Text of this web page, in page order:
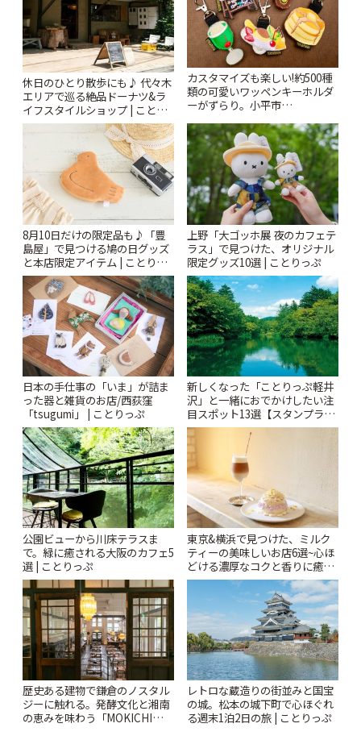
休日のひとり散歩にも♪ 代々木
エリアで巡る絶品ドーナツ&ラ
イフスタイルショップ | ことり
っぷ
カスタマイズも楽しい!約500種
類の可愛いワッペンキーホルダ
ーがずらり。小平市
ぷ
8月10日だけの限定品も♪「豊
島屋」で見つける鳩の日グッズ
と本店限定アイテム | ことりっ
ぷ
上野「大ゴッホ展 夜のカフェテ
ラス」で見つけた、オリジナル
限定グッズ10選 | ことりっぷ
日本の手仕事の「いま」が詰ま
った器と雑貨のお店/西荻窪
「tsugumi」 | ことりっぷ
新しくなった「ことりっぷ軽井
沢」と一緒におでかけしたい注
目スポット13選【スタンプラリ
ー開催中】 | ことりっぷ
公園ビューから川床テラスま
で。緑に癒される大阪のカフェ5
選 | ことりっぷ
東京&横浜で見つけた、ミルク
ティーの美味しいお店6選~心ほ
どける濃厚なコクと香りに癒や
されるティータイム~ | ことりっ
歴史ある建物で鎌倉のノスタル
ジーに触れる。発酵文化と湘南
の恵みを味わう「MOKICHI
レトロな蔵造りの街並みと国宝
の城。松本の城下町で心ほぐれ
る週末1泊2日の旅 | ことりっぷ